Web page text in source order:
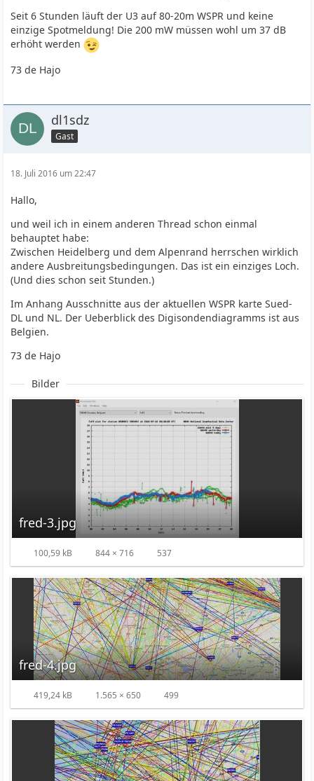
Seit 6 Stunden läuft der U3 auf 80-20m WSPR und keine
einzige Spotmeldung! Die 200 mW müssen wohl um 37 dB
erhöht werden
73 de Hajo
dl1sdz
Gast
18. Juli 2016 um 22:47
Hallo,
und weil ich in einem anderen Thread schon einmal
behauptet habe:
Zwischen Heidelberg und dem Alpenrand herrschen wirklich
andere Ausbreitungsbedingungen. Das ist ein einziges Loch.
(Und dies schon seit Stunden.)
Im Anhang Ausschnitte aus der aktuellen WSPR karte Sued-
DL und NL. Der Ueberblick des Digisondendiagramms ist aus
Belgien.
73 de Hajo
Bilder
fred-3.jpg
100,59 kB 844 × 716 537
fred-4.jpg
419,24 kB 1.565 × 650 499